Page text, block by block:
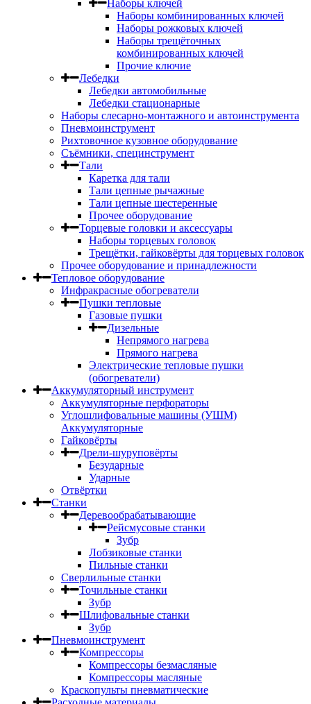
Наборы ключей
Наборы комбинированных ключей
Наборы рожковых ключей
Наборы трещёточных
комбинированных ключей
Прочие ключие
Лебедки
Лебедки автомобильные
Лебедки стационарные
Наборы слесарно-монтажного и автоинструмента
Пневмоинструмент
Рихтовочное кузовное оборудование
Съёмники, специнструмент
Тали
Каретка для тали
Тали цепные рычажные
Тали цепные шестеренные
Прочее оборудование
Торцевые головки и аксессуары
Наборы торцевых головок
Трещётки, гайковёрты для торцевых головок
Прочее оборудование и принадлежности
Тепловое оборудование
Инфракрасные обогреватели
Пушки тепловые
Газовые пушки
Дизельные
Непрямого нагрева
Прямого нагрева
Электрические тепловые пушки
(обогреватели)
Аккумуляторный инструмент
Аккумуляторные перфораторы
Углошлифовальные машины (УШМ)
Аккумуляторные
Гайковёрты
Дрели-шуруповёрты
Безударные
Ударные
Отвёртки
Станки
Деревообрабатывающие
Рейсмусовые станки
Зубр
Лобзиковые станки
Пильные станки
Сверлильные станки
Точильные станки
Зубр
Шлифовальные станки
Зубр
Пневмоинструмент
Компрессоры
Компрессоры безмасляные
Компрессоры масляные
Краскопульты пневматические